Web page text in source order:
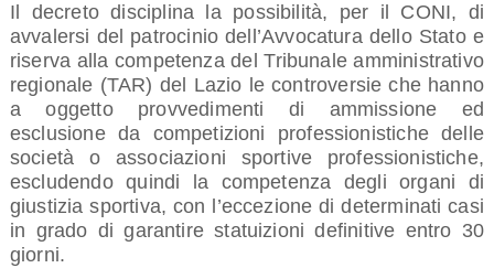
Il decreto disciplina la possibilità, per il CONI, di
avvalersi del patrocinio dell’Avvocatura dello Stato e
riserva alla competenza del Tribunale amministrativo
regionale (TAR) del Lazio le controversie che hanno
a oggetto provvedimenti di ammissione ed
esclusione da competizioni professionistiche delle
società o associazioni sportive professionistiche,
escludendo quindi la competenza degli organi di
giustizia sportiva, con l’eccezione di determinati casi
in grado di garantire statuizioni definitive entro 30
giorni.